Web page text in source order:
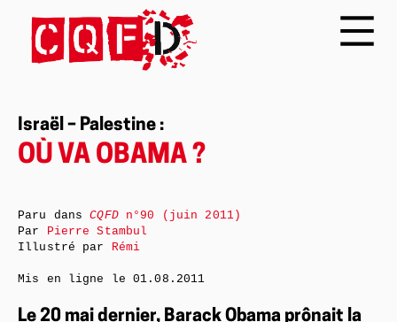
Israël – Palestine :
OÙ VA OBAMA ?
Le 20 mai dernier, Barack Obama prônait la
Paru dansCQFDn°90 (juin 2011)
Par Pierre Stambul
Illustré par Rémi
Mis en ligne le01.08.2011